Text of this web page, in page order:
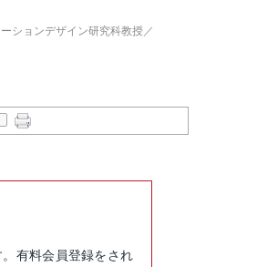
ションデザイン研究科教授／
有料会員登録をされ